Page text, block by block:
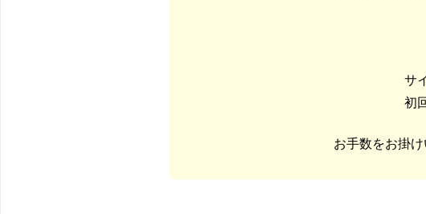
サ
初
お手数をお掛け